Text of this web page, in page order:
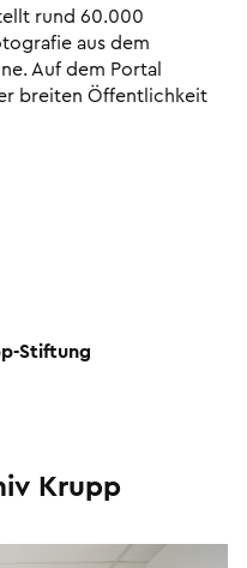
rund 60.000
aus dem
Auf dem Portal
breiten Öffentlich­keit
Stiftung
Krupp